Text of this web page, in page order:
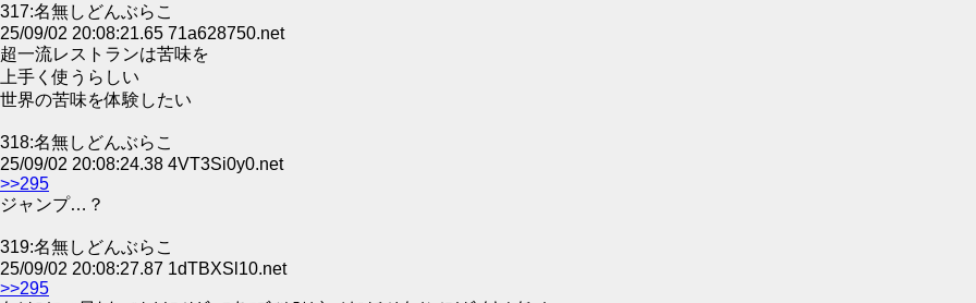
317:名無しどんぶらこ
25/09/02 20:08:21.65 71a628750.net
超一流レストランは苦味を
上手く使うらしい
世界の苦味を体験したい
318:名無しどんぶらこ
25/09/02 20:08:24.38 4VT3Si0y0.net
>>295
ジャンプ…？
319:名無しどんぶらこ
25/09/02 20:08:27.87 1dTBXSl10.net
>>295